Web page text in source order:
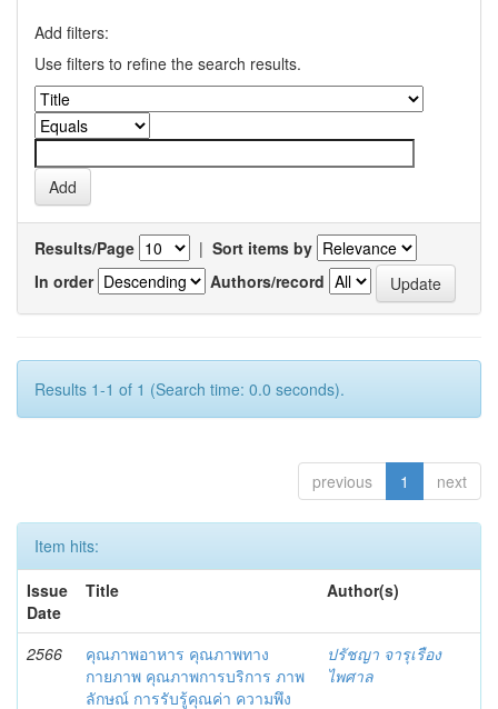
Add filters:
Use filters to refine the search results.
Results/Page | Sort items by
In order
Authors/record
Results 1-1 of 1 (Search time: 0.0 seconds).
previous 1 next
Item hits:
Issue
Date
Title Author(s)
2566
คุณภาพอาหาร คุณภาพทาง
กายภาพ คุณภาพการบริการ ภาพ
ลักษณ์ การรับรู้คุณค่า ความพึง
ปรัชญา จารุเรือง
ไพศาล